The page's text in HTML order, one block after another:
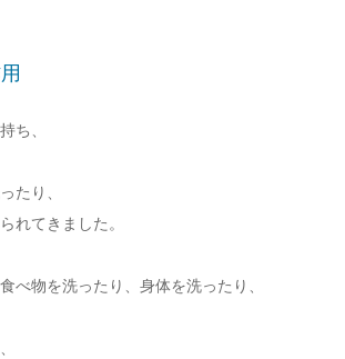
ち、
たり、
れてきました。
べ物を洗ったり、身体を洗ったり、